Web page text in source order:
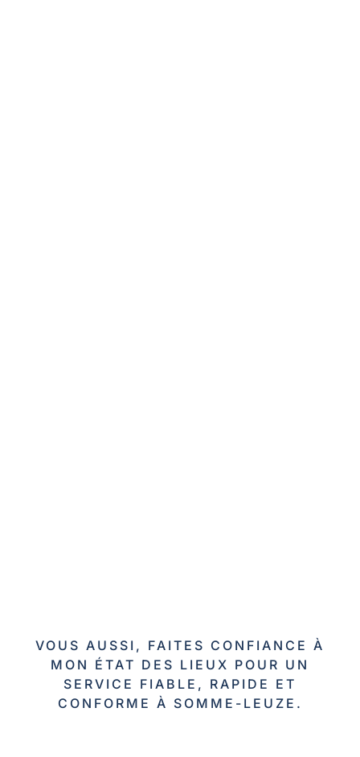
VOUS AUSSI, FAITES CONFIANCE À
MON ÉTAT DES LIEUX POUR UN
SERVICE FIABLE, RAPIDE ET
CONFORME À SOMME-LEUZE.